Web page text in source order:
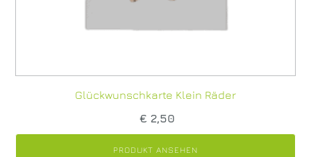
Glückwunschkarte Klein Räder
€ 2,50
PRODUKT ANSEHEN